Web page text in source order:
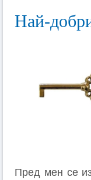
Най-
Пред мен се